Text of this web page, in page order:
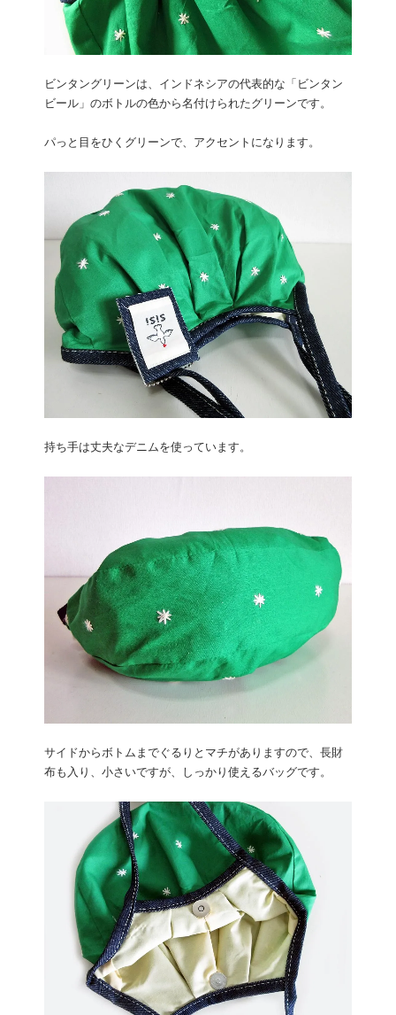
ビンタングリーンは、インドネシアの代表的な「ビンタン
ビール」のボトルの色から名付けられたグリーンです。
パっと目をひくグリーンで、アクセントになります。
持ち手は丈夫なデニムを使っています。
サイドからボトムまでぐるりとマチがありますので、長財
布も入り、小さいですが、しっかり使えるバッグです。